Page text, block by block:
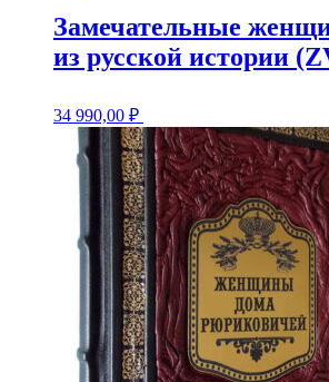
Замечательные
из русской истории
34 990,00 ₽